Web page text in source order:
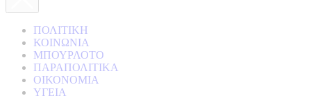
ΠΟΛΙΤΙΚΗ
ΚΟΙΝΩΝΙΑ
ΜΠΟΥΡΛΟΤΟ
ΠΑΡΑΠΟΛΙΤΙΚΑ
ΟΙΚΟΝΟΜΙΑ
ΥΓΕΙΑ